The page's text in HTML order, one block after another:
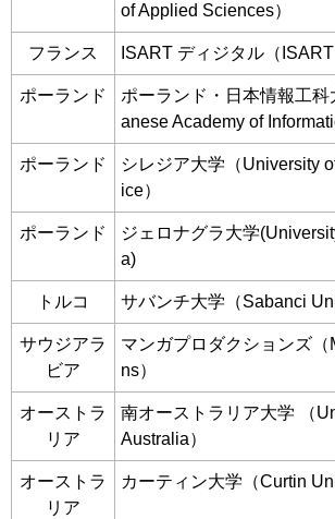
of Applied Sciences）
フランス ISART ディジタル（ISART
ポーランド
ポーランド・日本情報工
anese Academy of
ポーランド
シレジア大学（University
ice）
ポーランド
ジェロナグラ大学
a)
トルコ サバンチ大学（Sabanci
サウジアラ
ビア
マンガプロダクションズ
ns）
オーストラ
リア
南オーストラリア大学 （
Australia）
オーストラ
リア
カーティン大学（Curtin